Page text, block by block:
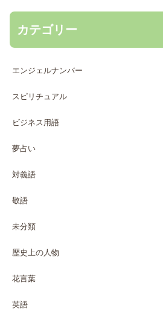
カテゴリー
エンジェルナンバー
スピリチュアル
ビジネス用語
夢占い
対義語
敬語
未分類
歴史上の人物
花言葉
英語